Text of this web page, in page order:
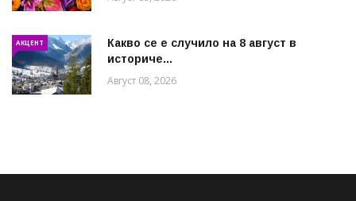
АКЦЕНТ
Какво се е случило на 8 август в
историче...
Август 08, 2026